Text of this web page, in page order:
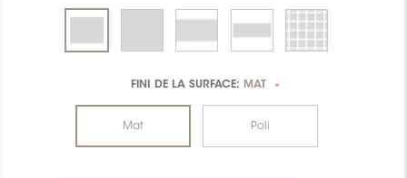
FINI DE LA SURFACE: MAT *
Mat Poli